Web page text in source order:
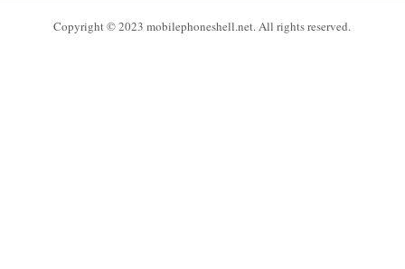
Copyright © 2023 mobilephoneshell.net. All rights reserved.